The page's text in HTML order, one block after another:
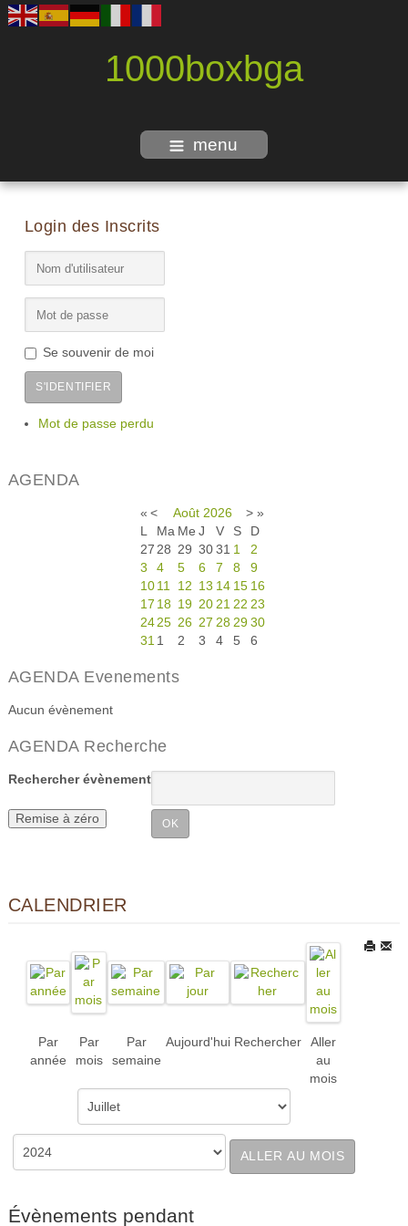
1000boxbga
menu
Login des Inscrits
Se souvenir de moi
S'IDENTIFIER
Mot de passe perdu
AGENDA
« < Août 2026 > »
L
Ma Me J V S
D
27 28 29 30 31 1
2
3
4 5 6 7 8
9
10 11 12 13 14 15 16
17 18 19 20 21 22 23
2425 26 27 28 29 30
31 1 2 3 4 5 6
AGENDA Evenements
Aucun évènement
AGENDA Recherche
Rechercher évènement
CALENDRIER
Par
année
Par
mois
Par
semaine
Aujourd'hui Rechercher
Aller
au
mois
ALLER AU MOIS
Évènements pendant